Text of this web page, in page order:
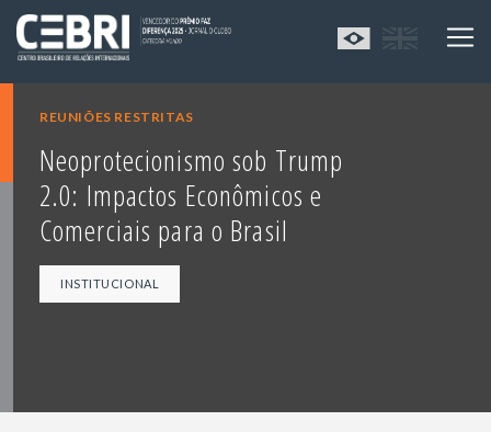
REUNIÕES RESTRITAS
Neoprotecionismo sob Trump
2.0: Impactos Econômicos e
Comerciais para o Brasil
INSTITUCIONAL